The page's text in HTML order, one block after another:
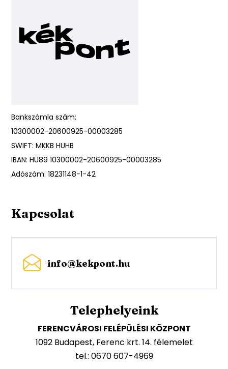
Bankszámla szám:
10300002-20600925-00003285
SWIFT: MKKB HUHB
IBAN: HU89 10300002-20600925-00003285
Adószám: 18231148-1-42
Kapcsolat
info@kekpont.hu
Telephelyeink
FERENCVÁROSI FELÉPÜLÉSI KÖZPONT
1092 Budapest, Ferenc krt. 14. félemelet
tel.: 0670 607-4969